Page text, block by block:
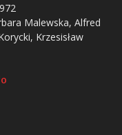
Malewska, Alfred
Krzesisław